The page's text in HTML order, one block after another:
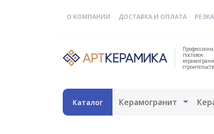
О КОМПАНИИ ДОСТАВКА И ОПЛАТА
поставок
Каталог Керамогранит